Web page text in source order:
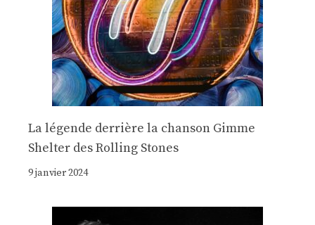
La légende derrière la chanson Gimme
Shelter des Rolling Stones
9 janvier 2024